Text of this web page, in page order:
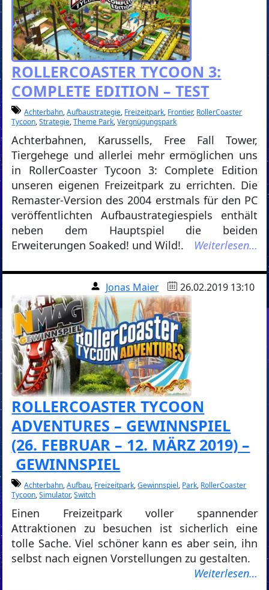
ROLLERCOASTER TYCOON 3:
COMPLETE EDITION – TEST
Achterbahn,Aufbaustrategie, Freizeitpark, Frontier, RollerCoaster
Tycoon,Strategie,Theme Park,Vergnügungspark
Achterbahnen, Karussells, Free Fall Tower,
Tiergehege und allerlei mehr ermöglichen uns
in RollerCoaster Tycoon 3: Complete Edition
unseren eigenen Freizeitpark zu errichten. Die
Remaster-Version des 2004 erstmals für den PC
veröffentlichten Aufbaustrategiespiels enthält
neben dem Hauptspiel die beiden
Erweiterungen Soaked! und Wild!.
Weiterlesen…
Jonas Maier 26.02.2019 13:10
ROLLERCOASTER TYCOON
ADVENTURES – GEWINNSPIEL
(26. FEBRUAR – 12. MÄRZ 2019) –
GEWINNSPIEL
Achterbahn,Aufbau, Freizeitpark,Gewinnspiel, Park, RollerCoaster
Tycoon,Simulator,Switch
Einen Freizeitpark voller spannender
Attraktionen zu besuchen ist sicherlich eine
tolle Sache. Viel schöner kann es aber sein, ihn
selbst nach eignen Vorstellungen zu gestalten.
Weiterlesen…